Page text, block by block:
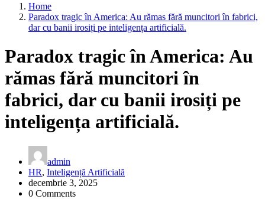
Home
Paradox tragic în America: Au rămas fără muncitori în fabrici,
dar cu banii irosiți pe inteligența artificială.
Paradox tragic în America: Au
rămas fără muncitori în
fabrici, dar cu banii irosiți pe
inteligența artificială.
admin
HR, Inteligență Artificială
decembrie 3, 2025
0 Comments